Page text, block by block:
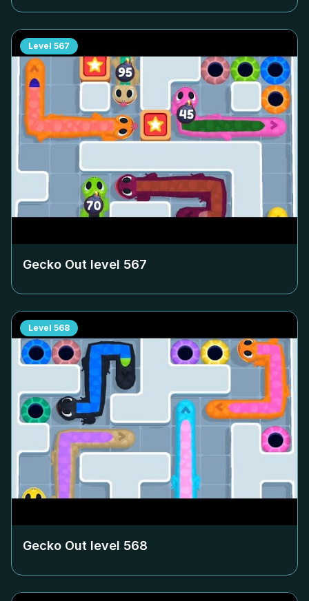
Level 567
Gecko Out level 567
Level 568
Gecko Out level 568